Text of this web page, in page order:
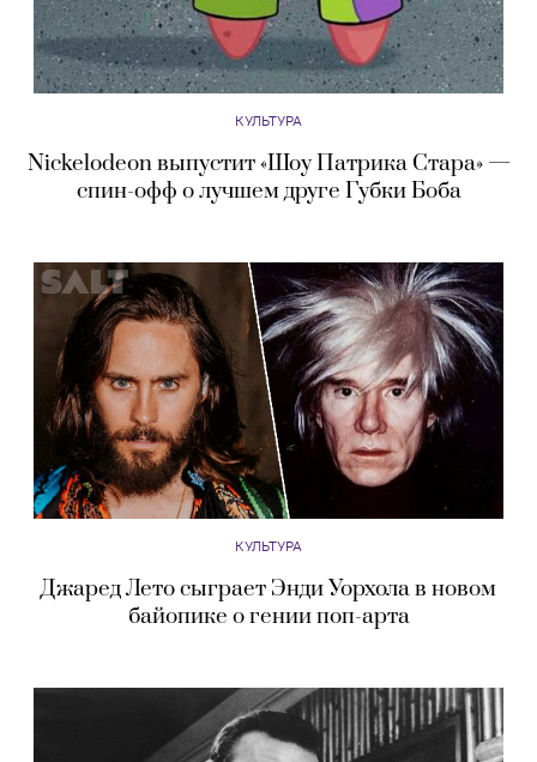
КУЛЬТУРА
Nickelodeon выпустит «Шоу Патрика Стара» —
спин-офф о лучшем друге Губки Боба
КУЛЬТУРА
Джаред Лето сыграет Энди Уорхола в новом
байопике о гении поп-арта